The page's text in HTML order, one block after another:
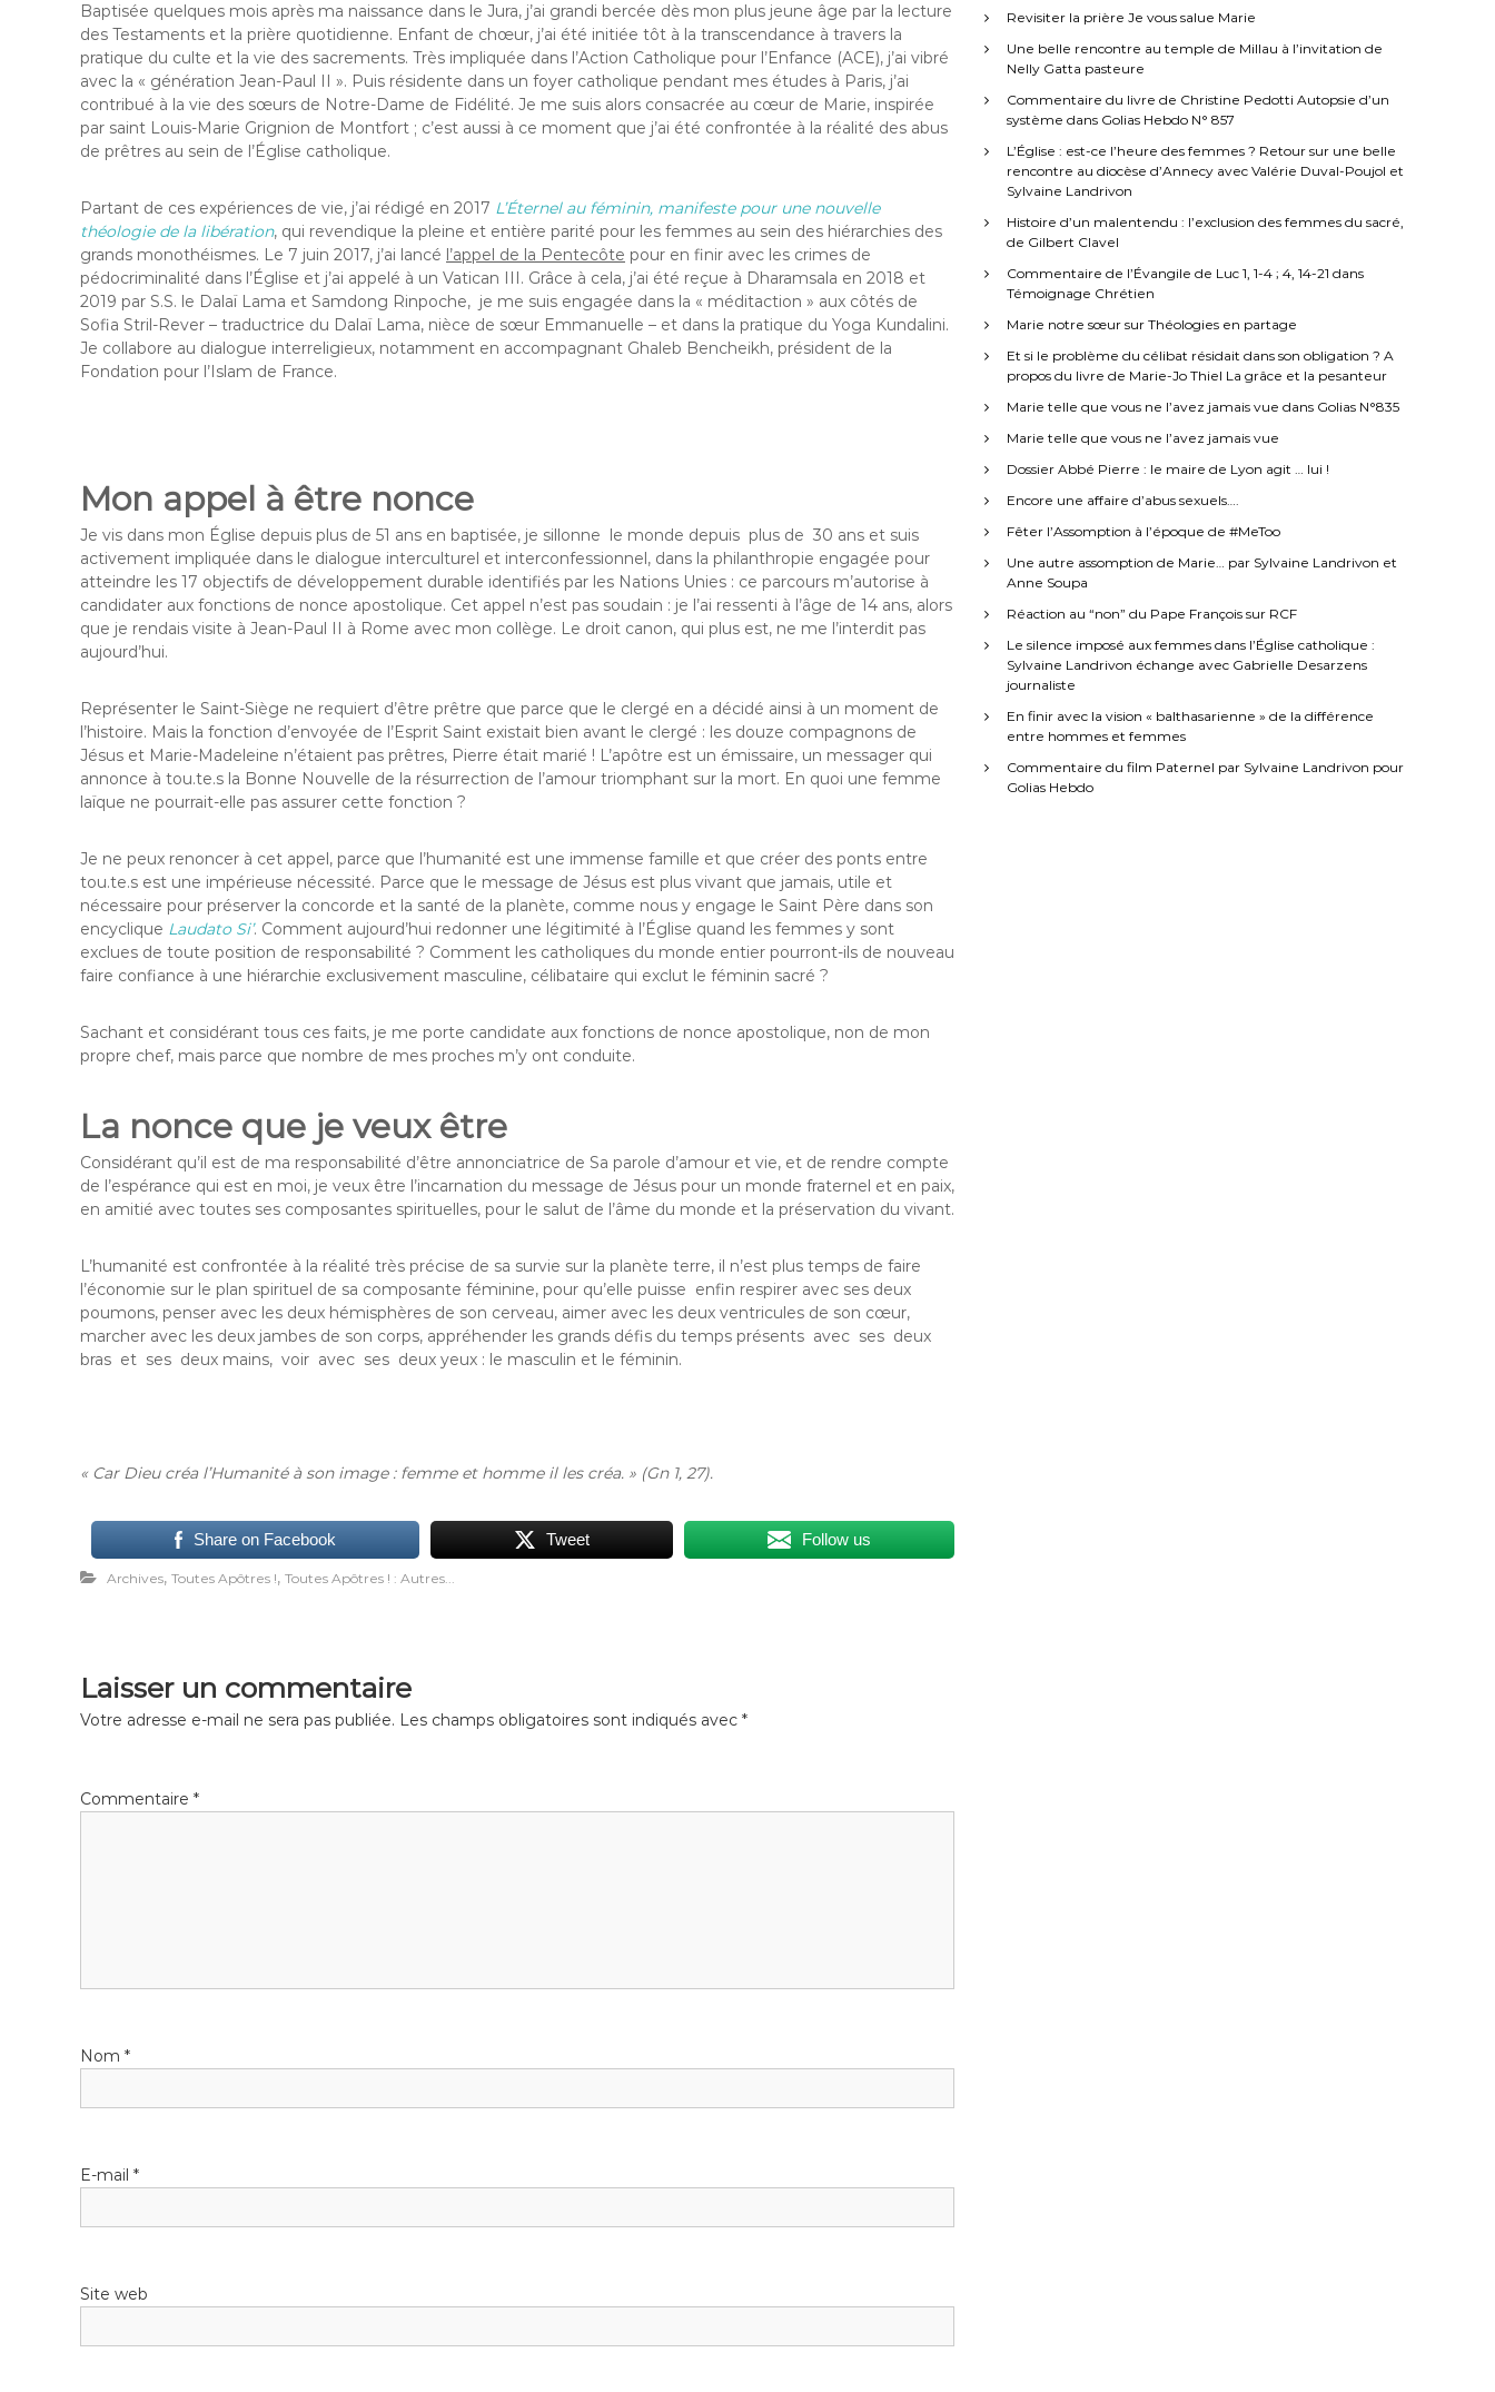
Baptisée quelques mois après ma naissance dans le Jura, j’ai grandi bercée dès mon plus jeune âge par la lecture
des Testaments et la prière quotidienne. Enfant de chœur, j’ai été initiée tôt à la transcendance à travers la
pratique du culte et la vie des sacrements. Très impliquée dans l’Action Catholique pour l’Enfance (ACE), j’ai vibré
avec la « génération Jean-Paul II ». Puis résidente dans un foyer catholique pendant mes études à Paris, j’ai
contribué à la vie des sœurs de Notre-Dame de Fidélité. Je me suis alors consacrée au cœur de Marie, inspirée
par saint Louis-Marie Grignion de Montfort ; c’est aussi à ce moment que j’ai été confrontée à la réalité des abus
de prêtres au sein de l’Église catholique.
Partant de ces expériences de vie, j’ai rédigé en 2017 L’Éternel au féminin, manifeste pour une nouvelle
théologie de la libération, qui revendique la pleine et entière parité pour les femmes au sein des hiérarchies des
grands monothéismes. Le 7 juin 2017, j’ai lancé l’appel de la Pentecôte pour en finir avec les crimes de
pédocriminalité dans l’Église et j’ai appelé à un Vatican III. Grâce à cela, j’ai été reçue à Dharamsala en 2018 et
2019 par S.S. le Dalaï Lama et Samdong Rinpoche, je me suis engagée dans la « méditaction » aux côtés de
Sofia Stril-Rever – traductrice du Dalaï Lama, nièce de sœur Emmanuelle – et dans la pratique du Yoga Kundalini.
Je collabore au dialogue interreligieux, notamment en accompagnant Ghaleb Bencheikh, président de la
Fondation pour l’Islam de France.
Mon appel à être nonce
Je vis dans mon Église depuis plus de 51 ans en baptisée, je sillonne le monde depuis plus de 30 ans et suis
activement impliquée dans le dialogue interculturel et interconfessionnel, dans la philanthropie engagée pour
atteindre les 17 objectifs de développement durable identifiés par les Nations Unies : ce parcours m’autorise à
candidater aux fonctions de nonce apostolique. Cet appel n’est pas soudain : je l’ai ressenti à l’âge de 14 ans, alors
que je rendais visite à Jean-Paul II à Rome avec mon collège. Le droit canon, qui plus est, ne me l’interdit pas
aujourd’hui.
Représenter le Saint-Siège ne requiert d’être prêtre que parce que le clergé en a décidé ainsi à un moment de
l’histoire. Mais la fonction d’envoyée de l’Esprit Saint existait bien avant le clergé : les douze compagnons de
Jésus et Marie-Madeleine n’étaient pas prêtres, Pierre était marié ! L’apôtre est un émissaire, un messager qui
annonce à tou.te.s la Bonne Nouvelle de la résurrection de l’amour triomphant sur la mort. En quoi une femme
laïque ne pourrait-elle pas assurer cette fonction ?
Je ne peux renoncer à cet appel, parce que l’humanité est une immense famille et que créer des ponts entre
tou.te.s est une impérieuse nécessité. Parce que le message de Jésus est plus vivant que jamais, utile et
nécessaire pour préserver la concorde et la santé de la planète, comme nous y engage le Saint Père dans son
encyclique Laudato Si’. Comment aujourd’hui redonner une légitimité à l’Église quand les femmes y sont
exclues de toute position de responsabilité ? Comment les catholiques du monde entier pourront-ils de nouveau
faire confiance à une hiérarchie exclusivement masculine, célibataire qui exclut le féminin sacré ?
Sachant et considérant tous ces faits, je me porte candidate aux fonctions de nonce apostolique, non de mon
propre chef, mais parce que nombre de mes proches m’y ont conduite.
La nonce que je veux être
Considérant qu’il est de ma responsabilité d’être annonciatrice de Sa parole d’amour et vie, et de rendre compte
de l’espérance qui est en moi, je veux être l’incarnation du message de Jésus pour un monde fraternel et en paix,
en amitié avec toutes ses composantes spirituelles, pour le salut de l’âme du monde et la préservation du vivant.
L’humanité est confrontée à la réalité très précise de sa survie sur la planète terre, il n’est plus temps de faire
l’économie sur le plan spirituel de sa composante féminine, pour qu’elle puisse enfin respirer avec ses deux
poumons, penser avec les deux hémisphères de son cerveau, aimer avec les deux ventricules de son cœur,
marcher avec les deux jambes de son corps, appréhender les grands défis du temps présents avec ses deux
bras et ses deux mains, voir avec ses deux yeux : le masculin et le féminin.
« Car Dieu créa l’Humanité à son image : femme et homme il les créa. » (Gn 1, 27).
Share on Facebook Tweet Follow us
Archives, Toutes Apôtres !, Toutes Apôtres ! : Autres...
Laisser un commentaire
Votre adresse e-mail ne sera pas publiée. Les champs obligatoires sont indiqués avec *
Commentaire *
Nom *
E-mail *
Site web
Revisiter la prière Je vous salue Marie
Une belle rencontre au temple de Millau à l’invitation de
Nelly Gatta pasteure
Commentaire du livre de Christine Pedotti Autopsie d’un
système dans Golias Hebdo N° 857
L’Église : est-ce l’heure des femmes ? Retour sur une belle
rencontre au diocèse d’Annecy avec Valérie Duval-Poujol et
Sylvaine Landrivon
Histoire d’un malentendu : l’exclusion des femmes du sacré,
de Gilbert Clavel
Commentaire de l’Évangile de Luc 1, 1-4 ; 4, 14-21 dans
Témoignage Chrétien
Marie notre sœur sur Théologies en partage
Et si le problème du célibat résidait dans son obligation ? A
propos du livre de Marie-Jo Thiel La grâce et la pesanteur
Marie telle que vous ne l’avez jamais vue dans Golias N°835
Marie telle que vous ne l’avez jamais vue
Dossier Abbé Pierre : le maire de Lyon agit … lui !
Encore une affaire d’abus sexuels….
Fêter l’Assomption à l’époque de #MeToo
Une autre assomption de Marie… par Sylvaine Landrivon et
Anne Soupa
Réaction au “non” du Pape François sur RCF
Le silence imposé aux femmes dans l’Église catholique :
Sylvaine Landrivon échange avec Gabrielle Desarzens
journaliste
En finir avec la vision « balthasarienne » de la différence
entre hommes et femmes
Commentaire du film Paternel par Sylvaine Landrivon pour
Golias Hebdo